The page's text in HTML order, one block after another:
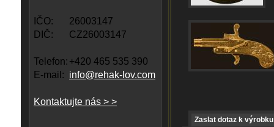
IČO:
26003147
DIČ:
CZ26003147
Telefon: +420 465 535 390
E-mail: info@rehak-lov.com
Kontaktujte nás > >
Zaslat dotaz k výrobku